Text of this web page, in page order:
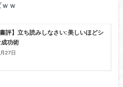
ｗ
書評】立ち読みしなさい: 美しいほどシ
功術
27日